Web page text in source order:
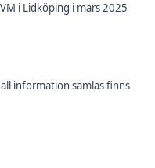
i Lidköping i mars 2025
information samlas finns